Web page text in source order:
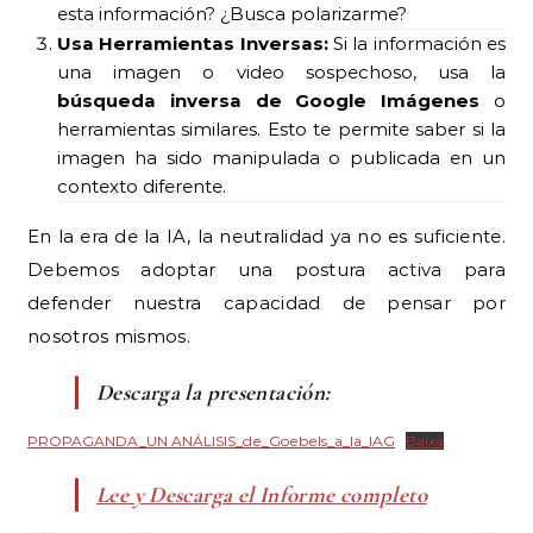
esta información? ¿Busca polarizarme?
Usa Herramientas Inversas:Si la información es
una imagen o video sospechoso, usa la
búsqueda inversa de Google Imágenes o
herramientas similares. Esto te permite saber si la
imagen ha sido manipulada o publicada en un
contexto diferente.
En la era de la IA, la neutralidad ya no es suficiente.
Debemos adoptar una postura activa para
defender nuestra capacidad de pensar por
nosotros mismos.
Descarga la presentación:
PROPAGANDA_UN ANÁLISIS_de_Goebels_a_la_IAG Baixa
Lee y Descarga el Informe completo